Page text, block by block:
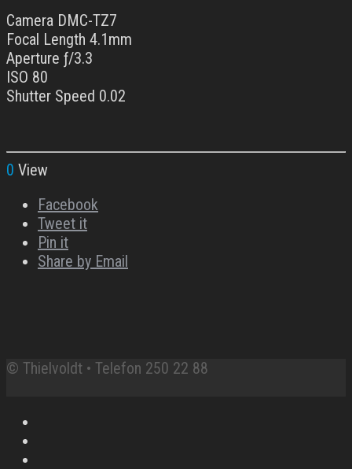
Camera DMC-TZ7
Focal Length 4.1mm
Aperture ƒ/3.3
ISO 80
Shutter Speed 0.02
0 View
Facebook
Tweet it
Pin it
Share by Email
© Thielvoldt • Telefon 250 22 88